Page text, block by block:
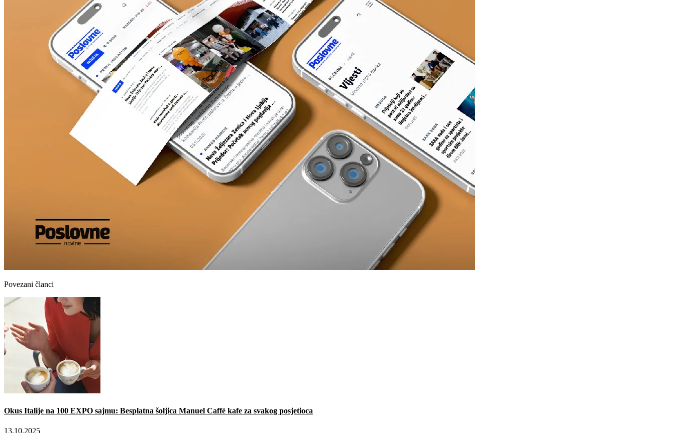
Povezani članci
Okus Italije na 100 EXPO sajmu: Besplatna šoljica Manuel Caffé kafe za svakog posjetioca
13.10.2025